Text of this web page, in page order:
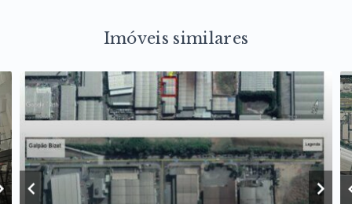
Imóveis similares